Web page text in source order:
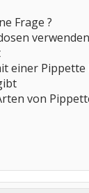
Frage ?
einer
von